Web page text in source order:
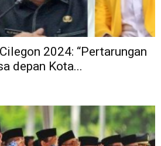
2024: “Pertarungan
depan Kota...